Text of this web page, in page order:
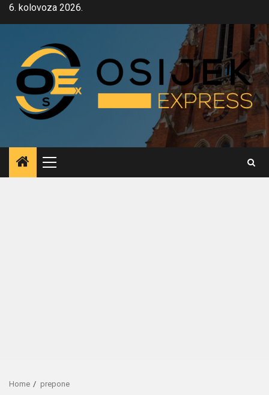
Skip6. kolovoza 2026.
Primary
Menu
Home prepone